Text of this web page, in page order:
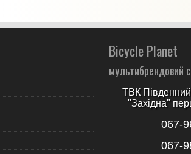
Bicycle Planet
мультибрендовий
ТВК Південний,
"Західна"
067-
067-